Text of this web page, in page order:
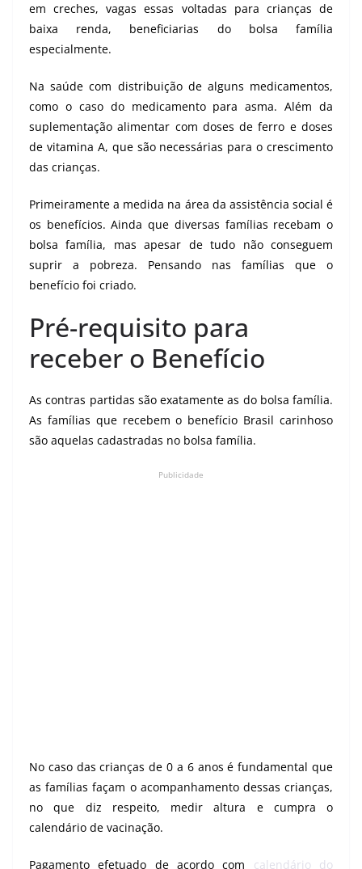
em creches, vagas essas voltadas para crianças de
baixa renda, beneficiarias do bolsa família
especialmente.
Na saúde com distribuição de alguns medicamentos,
como o caso do medicamento para asma. Além da
suplementação alimentar com doses de ferro e doses
de vitamina A, que são necessárias para o crescimento
das crianças.
Primeiramente a medida na área da assistência social é
os benefícios. Ainda que diversas famílias recebam o
bolsa família, mas apesar de tudo não conseguem
suprir a pobreza. Pensando nas famílias que o
benefício foi criado.
Pré-requisito para
receber o Benefício
As contras partidas são exatamente as do bolsa família.
As famílias que recebem o benefício Brasil carinhoso
são aquelas cadastradas no bolsa família.
Publicidade
No caso das crianças de 0 a 6 anos é fundamental que
as famílias façam o acompanhamento dessas crianças,
no que diz respeito, medir altura e cumpra o
calendário de vacinação.
Pagamento efetuado de acordo com calendário do